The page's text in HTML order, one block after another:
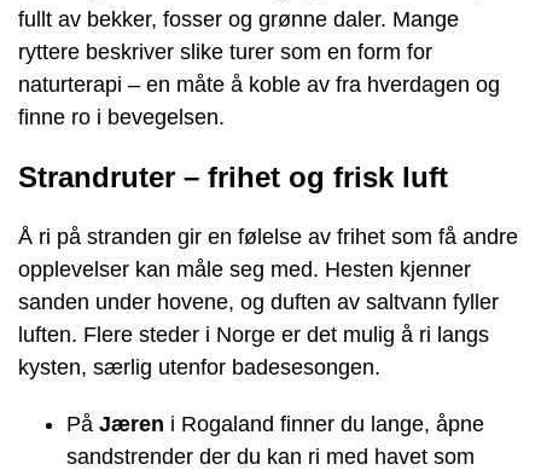
fullt av bekker, fosser og grønne daler. Mange
ryttere beskriver slike turer som en form for
naturterapi – en måte å koble av fra hverdagen og
finne ro i bevegelsen.
Strandruter – frihet og frisk luft
Å ri på stranden gir en følelse av frihet som få andre
opplevelser kan måle seg med. Hesten kjenner
sanden under hovene, og duften av saltvann fyller
luften. Flere steder i Norge er det mulig å ri langs
kysten, særlig utenfor badesesongen.
På Jæren i Rogaland finner du lange, åpne
sandstrender der du kan ri med havet som